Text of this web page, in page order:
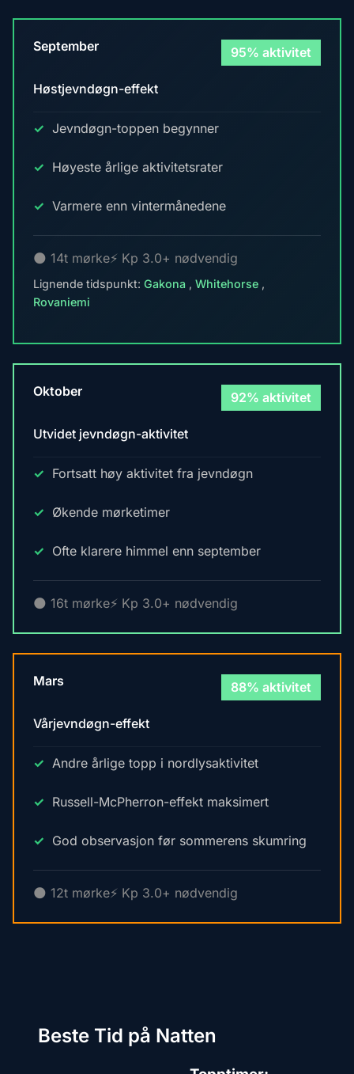
September 95% aktivitet
Høstjevndøgn-effekt
Jevndøgn-toppen begynner
Høyeste årlige aktivitetsrater
Varmere enn vintermånedene
🌑 14t mørke⚡ Kp 3.0+ nødvendig
Lignende tidspunkt: Gakona , Whitehorse ,
Rovaniemi
Oktober 92% aktivitet
Utvidet jevndøgn-aktivitet
Fortsatt høy aktivitet fra jevndøgn
Økende mørketimer
Ofte klarere himmel enn september
🌑 16t mørke⚡ Kp 3.0+ nødvendig
Mars 88% aktivitet
Vårjevndøgn-effekt
Andre årlige topp i nordlysaktivitet
Russell-McPherron-effekt maksimert
God observasjon før sommerens skumring
🌑 12t mørke⚡ Kp 3.0+ nødvendig
Beste Tid på Natten